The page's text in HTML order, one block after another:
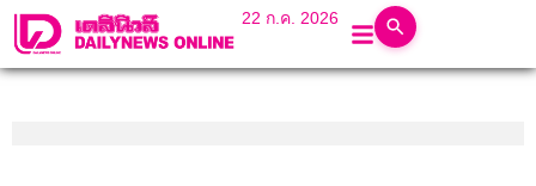
22 ก.ค. 2026